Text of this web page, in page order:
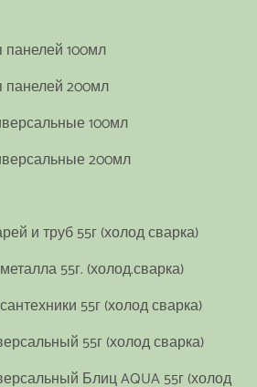
100мл
панелей 200мл
100мл
200мл
и труб 55г (холод сварка)
55г. (холод.сварка)
55г (холод сварка)
55г (холод сварка)
Блиц AQUA 55г (холод